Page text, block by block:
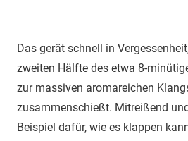
Das gerät schnell in
zweiten Hälfte des etwa 8-
zur massiven aromareichen
zusammenschießt. Mitreißend
Beispiel dafür, wie es klappen